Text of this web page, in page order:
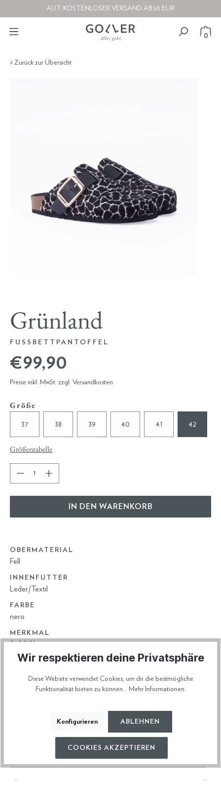
AUT: KOSTENLOSER VERSAND AB 50 EUR
0
< Zurück zur Übersicht
Grünland
FUSSBETTPANTOFFEL
€ 99,90
Preise inkl. MwSt. zzgl. Versandkosten
Größe
37 38 39 40 41 42
Größentabelle
IN DEN WARENKORB
OBERMATERIAL
Fell
INNENFUTTER
Leder/Textil
FARBE
nero
MERKMAL
Softfußbett
ARTIKELNUMMER
Diese Artikel könnten dir auch gefallen
Wir respektieren deine Privatsphäre
Diese Website verwendet Cookies, um dir die bestmögliche
Funktionalität bieten zu können... Mehr Informationen.
Konfigurieren ABLEHNEN
COOKIES AKZEPTIEREN